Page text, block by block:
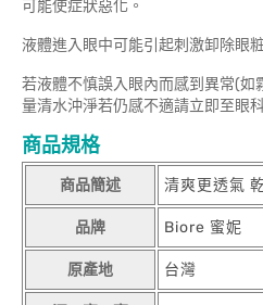
可能使症狀惡化。
液體進入眼中可能引起刺激卸除眼
若液體不慎誤入眼內而感到異常(
量清水沖淨若仍感不適請立即至眼
商品規格
商品簡述 清爽更透氣
品牌 Biore 蜜妮
原產地 台灣